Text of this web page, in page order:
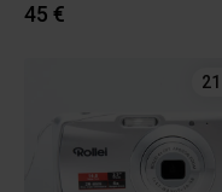
45 €
21